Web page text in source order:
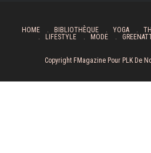
HOME BIBLIOTHÈQUE YOGA
LIFESTYLE
MODE
Copyright FMagazine Pour PLK De